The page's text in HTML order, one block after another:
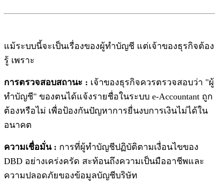
แม้ระบบนี้จะเป็นเรื่องของผู้ทำบัญชี แต่เจ้าของธุรกิจต้อง
รู้ เพราะ
การตรวจสอบสถานะ : เจ้าของธุรกิจควรตรวจสอบว่า "ผู้
ทำบัญชี" ของตนได้แจ้งรายชื่อในระบบ e-Accountant ถูก
ต้องหรือไม่ เพื่อป้องกันปัญหาการยื่นงบการเงินไม่ได้ใน
อนาคต
ความเชื่อมั่น : การที่ผู้ทำบัญชีปฏิบัติตามเงื่อนไขของ
DBD อย่างเคร่งครัด สะท้อนถึงความเป็นมืออาชีพและ
ความปลอดภัยของข้อมูลบัญชีบริษัท